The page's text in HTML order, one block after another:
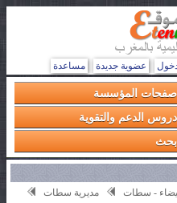
عضوية جديدة مساعدة
صفحات المؤسسة
دروس الدعم والتقوية
بحث
- سطات
مديرية سطات